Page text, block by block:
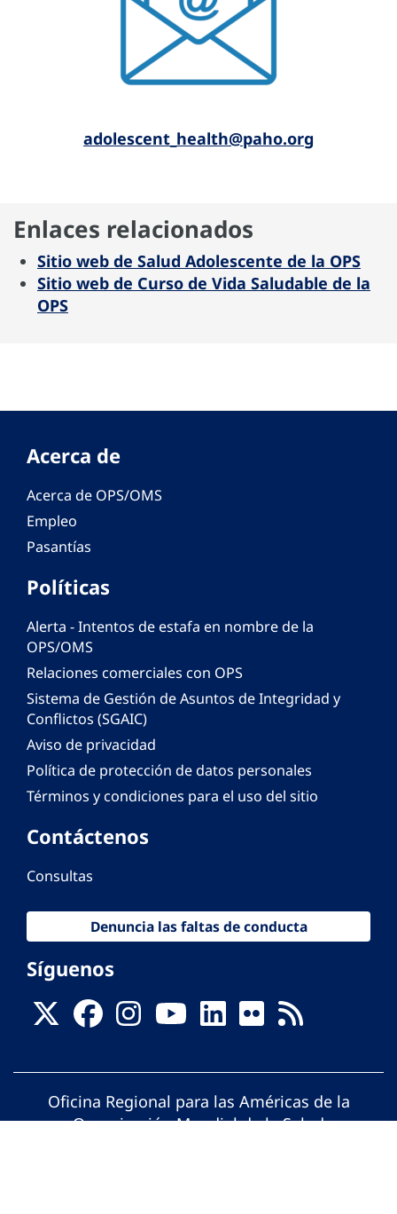
adolescent_health@paho.org
Enlaces relacionados
Sitio web de Salud Adolescente de la OPS
Sitio web de Curso de Vida Saludable de la
OPS
Acerca de
Acerca de OPS/OMS
Empleo
Pasantías
Políticas
Alerta - Intentos de estafa en nombre de la
OPS/OMS
Relaciones comerciales con OPS
Sistema de Gestión de Asuntos de Integridad y
Conflictos (SGAIC)
Aviso de privacidad
Política de protección de datos personales
Términos y condiciones para el uso del sitio
Contáctenos
Consultas
Denuncia las faltas de conducta
Síguenos
Oficina Regional para las Américas de la
Organización Mundial de la Salud